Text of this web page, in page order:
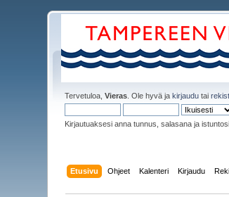
Tervetuloa,Vieras . Ole hyvä jakirjaudu tai
Kirjautuaksesi anna tunnus, salasana ja
Etusivu Ohjeet Kalenteri Kirjaudu